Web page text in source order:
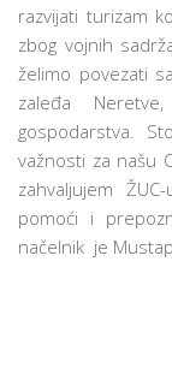
razvijati turizam
zbog vojnih
želimo povezati
zaleđa
gospodarstva.
važnosti za našu
zahvaljujem
pomoći i
načelnik je